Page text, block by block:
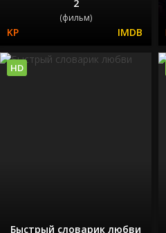
2
(фильм)
Быстрый словарик любви
HD